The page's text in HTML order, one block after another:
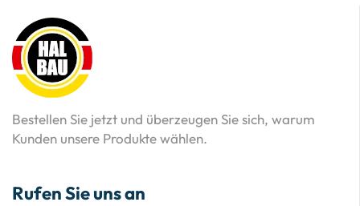
Bestellen Sie jetzt und überzeugen Sie sich, warum
Kunden unsere Produkte wählen.
Rufen Sie uns an